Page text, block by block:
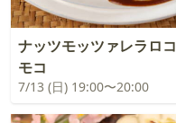
ナッツモッツァレラロコ
モコ
7/13 (日) 19:00〜20:00